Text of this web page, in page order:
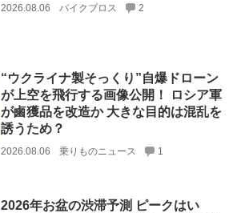
2026.08.06 バイクブロス 2
“ウクライナ製そっくり”自爆ドローン
が上空を飛行する画像公開！ ロシア軍
が鹵獲品を改造か 大きな目的は混乱を
誘うため？
2026.08.06 乗りものニュース 1
2026年お盆の渋滞予測 ピークはい